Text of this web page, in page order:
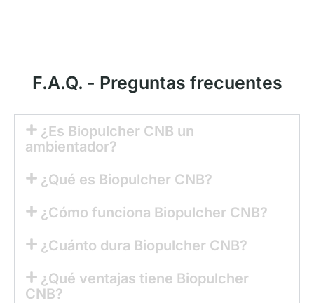
F.A.Q. - Preguntas frecuentes
¿Es Biopulcher CNB un
ambientador?
¿Qué es Biopulcher CNB?
¿Cómo funciona Biopulcher CNB?
¿Cuánto dura Biopulcher CNB?
¿Qué ventajas tiene Biopulcher
CNB?